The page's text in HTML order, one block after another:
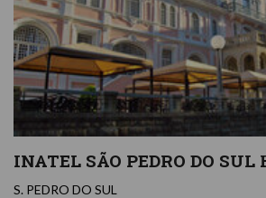
INATEL SÃO PEDRO DO SUL
S. PEDRO DO SUL